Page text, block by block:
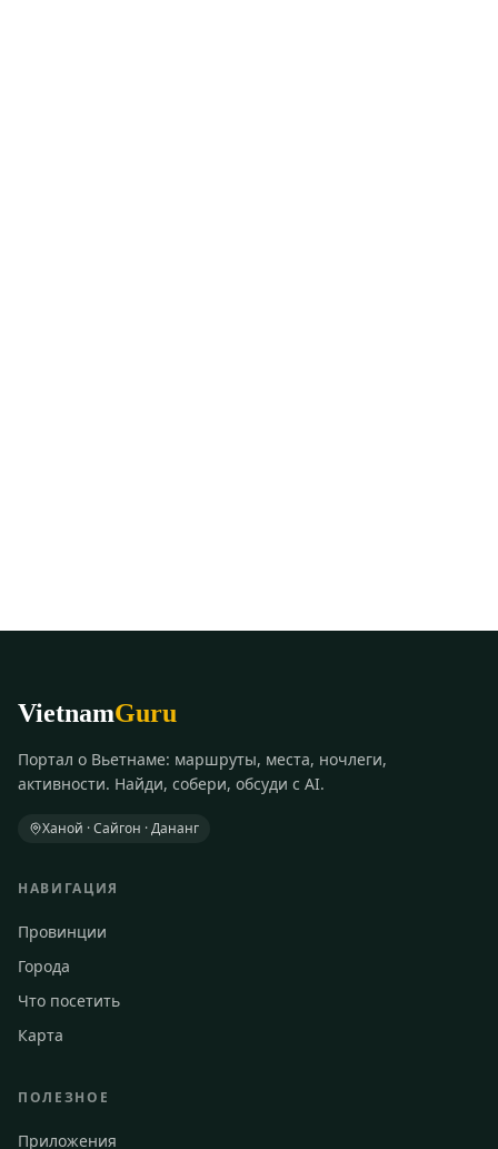
VietnamGuru
Портал о Вьетнаме: маршруты, места, ночлеги,
активности. Найди, собери, обсуди с AI.
Ханой · Сайгон · Дананг
НАВИГАЦИЯ
Провинции
Города
Что посетить
Карта
ПОЛЕЗНОЕ
Приложения